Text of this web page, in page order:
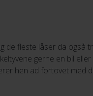
de fleste låser da også
gerne en bil
hen ad fortovet med